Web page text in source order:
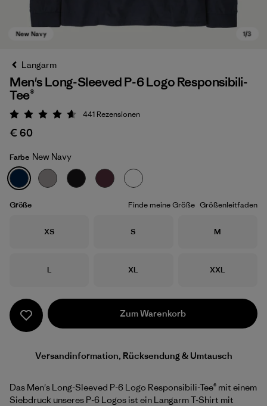
New Navy
Langarm
Men's Long-Sleeved P-6 Logo Responsibili-
Tee®
Bewertung: 4.6 / 5
441 Rezensionen
€ 60
Farbe New Navy
Größe Finde meine Größe Größenleitfaden
Größe
XS Größe
S Größe
M
Größe
L Größe
XL Größe
XXL
Zum Warenkorb
Versandinformation, Rücksendung & Umtausch
Das Men's Long-Sleeved P-6 Logo Responsibili-Tee® mit einem
Siebdruck unseres P-6 Logos ist ein Langarm T-Shirt mit